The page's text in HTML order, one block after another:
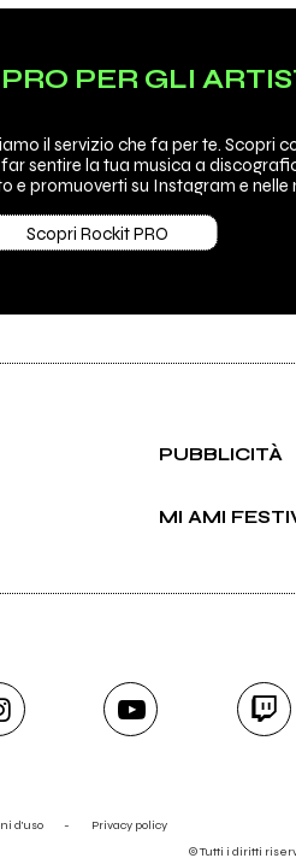
PER GLI
il servizio che fa per te. Scopri
sentire la tua musica a
e promuoverti su Instagram e nelle
Scopri Rockit PRO
PUBBLICITÀ
MI AMI
d'uso -
Privacy policy
© Tutti i diritti